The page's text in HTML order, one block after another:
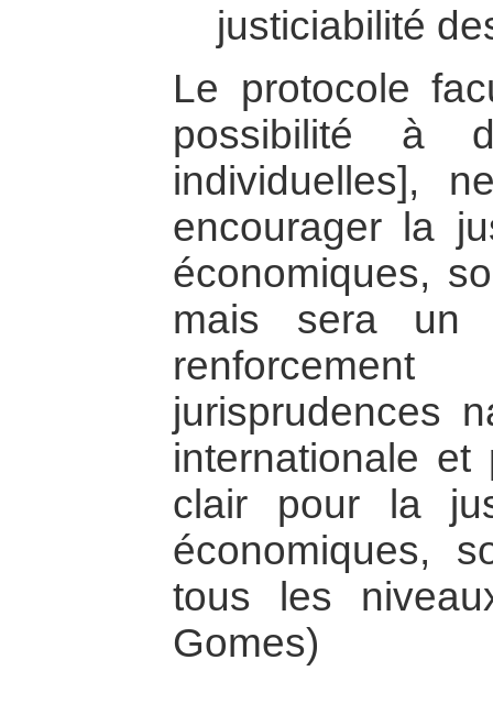
justiciabilité
Le protocole
possibilité à
individuelles],
encourager la
économiques,
mais sera un
jurisprudences
internationale
clair pour la
économiques,
tous les
Gomes)